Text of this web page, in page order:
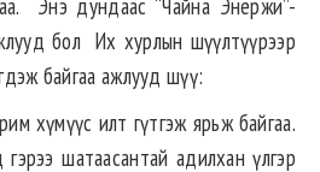
бол Их хурлын шүүлтүүрээр
байгаа ажлууд шүү:
хүмүүс илт гүтгэж ярьж байгаа.
шатаасантай адилхан үлгэр